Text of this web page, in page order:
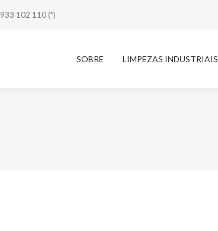
933 102 110 (*)
SOBRE LIMPEZAS INDUSTRIAIS